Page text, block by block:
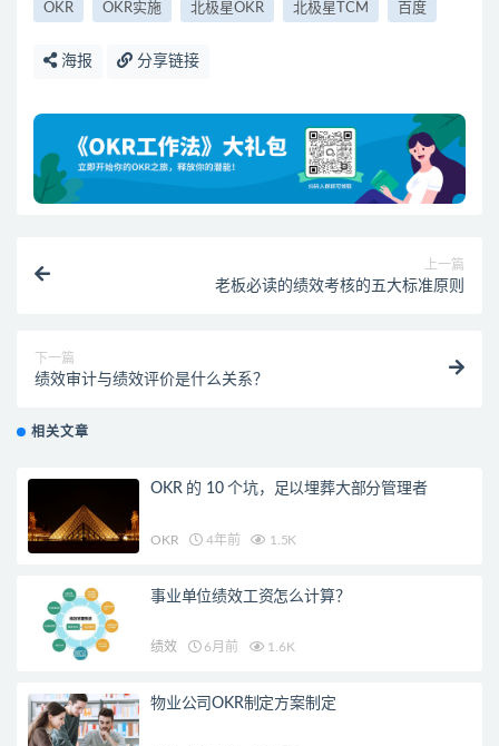
OKR OKR实施 北极星OKR 北极星TCM 百度
海报 分享链接
上一篇
老板必读的绩效考核的五大标准原则
下一篇
绩效审计与绩效评价是什么关系？
相关文章
OKR 的 10 个坑，足以埋葬大部分管理者
OKR 4年前 1.5K
事业单位绩效工资怎么计算？
绩效 6月前 1.6K
物业公司OKR制定方案制定